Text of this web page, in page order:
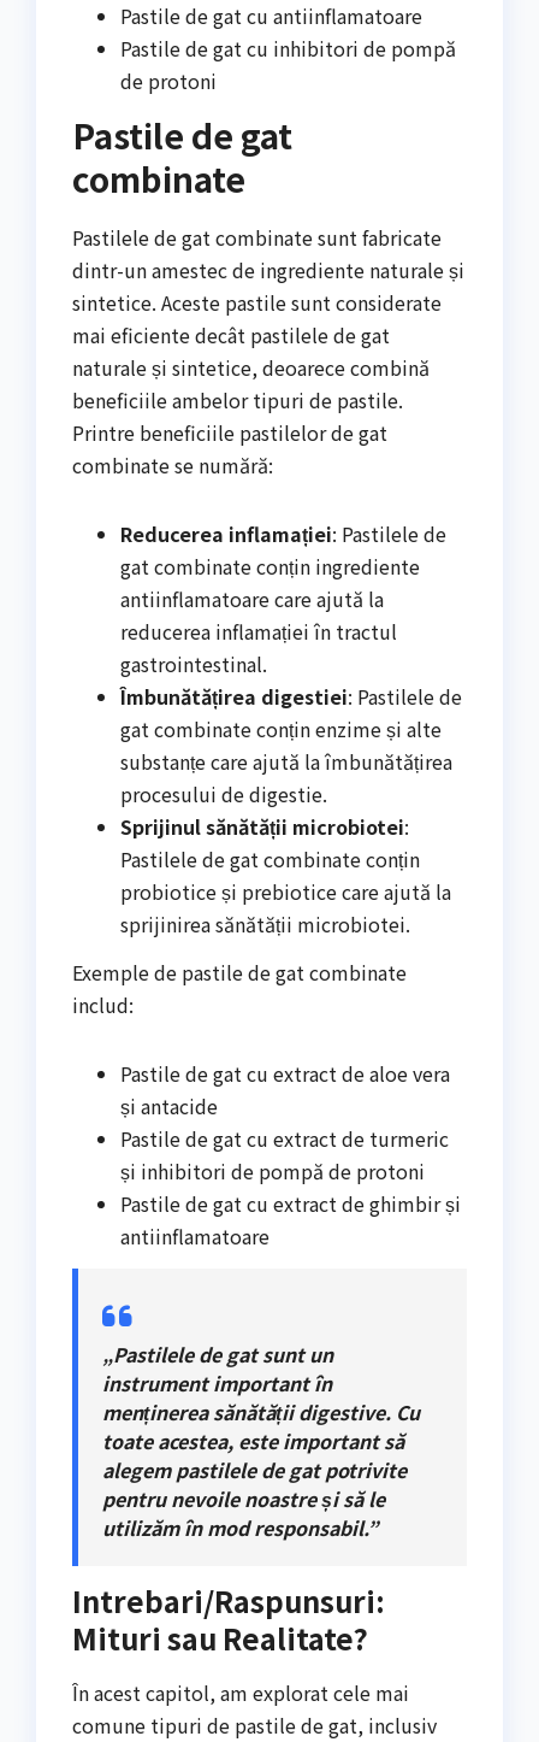
Pastile de gat cu antiinflamatoare
Pastile de gat cu inhibitori de pompă
de protoni
Pastile de gat
combinate
Pastilele de gat combinate sunt fabricate
dintr-un amestec de ingrediente naturale și
sintetice. Aceste pastile sunt considerate
mai eficiente decât pastilele de gat
naturale și sintetice, deoarece combină
beneficiile ambelor tipuri de pastile.
Printre beneficiile pastilelor de gat
combinate se numără:
Reducerea inflamației: Pastilele de
gat combinate conțin ingrediente
antiinflamatoare care ajută la
reducerea inflamației în tractul
gastrointestinal.
Îmbunătățirea digestiei: Pastilele de
gat combinate conțin enzime și alte
substanțe care ajută la îmbunătățirea
procesului de digestie.
Sprijinul sănătății microbiotei:
Pastilele de gat combinate conțin
probiotice și prebiotice care ajută la
sprijinirea sănătății microbiotei.
Exemple de pastile de gat combinate
includ:
Pastile de gat cu extract de aloe vera
și antacide
Pastile de gat cu extract de turmeric
și inhibitori de pompă de protoni
Pastile de gat cu extract de ghimbir și
antiinflamatoare
„Pastilele de gat sunt un
instrument important în
menținerea sănătății digestive. Cu
toate acestea, este important să
alegem pastilele de gat potrivite
pentru nevoile noastre și să le
utilizăm în mod responsabil.”
Intrebari/Raspunsuri:
Mituri sau Realitate?
În acest capitol, am explorat cele mai
comune tipuri de pastile de gat, inclusiv